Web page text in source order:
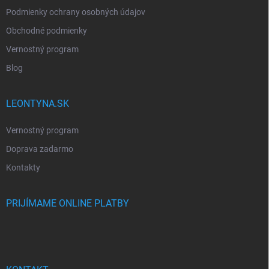
Podmienky ochrany osobných údajov
Obchodné podmienky
Vernostný program
Blog
LEONTYNA.SK
Vernostný program
Doprava zadarmo
Kontakty
PRIJÍMAME ONLINE PLATBY